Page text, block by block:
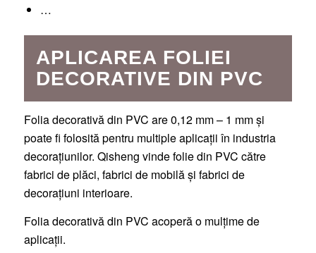
…
APLICAREA FOLIEI
DECORATIVE DIN PVC
Folia decorativă din PVC are 0,12 mm – 1 mm și
poate fi folosită pentru multiple aplicații în industria
decorațiunilor. Qisheng vinde folie din PVC către
fabrici de plăci, fabrici de mobilă și fabrici de
decorațiuni interioare.
Folia decorativă din PVC acoperă o mulțime de
aplicații.